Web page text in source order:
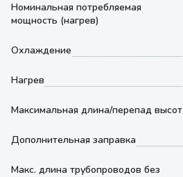
Номинальная потребляемая
мощность (нагрев)
Охлаждение
Нагрев
Максимальная длина/перепад высот
Дополнительная заправка
Макс. длина трубопроводов без